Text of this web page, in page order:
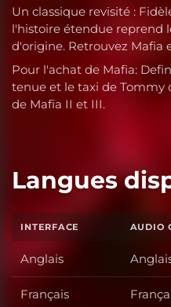
Un classique revisité :
l'histoire étendue reprend
d'origine. Retrouvez Mafia
Pour l'achat de Mafia:
tenue et le taxi de Tommy
de Mafia II et III.
Langues
INTERFACE AUDIO
Anglais
Français